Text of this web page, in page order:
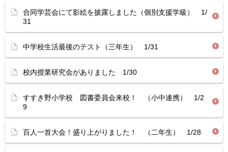
合同学芸会にて影絵を披露しました（個別支援学級） 1/
31
中学校生活最後のテスト（三年生） 1/31
校内授業研究会がありました 1/30
すすき野小学校 図書委員会来校！ （小中連携） 1/2
9
百人一首大会！盛り上がりました！ （二年生） 1/28